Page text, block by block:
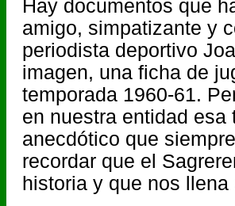
Hay documentos que
amigo, simpatizante y
periodista deportivo
imagen, una ficha de
temporada 1960-61.
en nuestra entidad esa
anecdótico que
recordar que el
historia y que nos